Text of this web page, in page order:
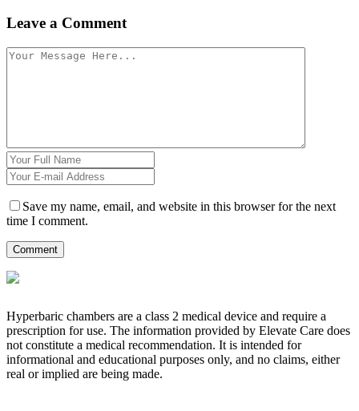
Leave a Comment
Save my name, email, and website in this browser for the next
time I comment.
Hyperbaric chambers are a class 2 medical device and require a
prescription for use. The information provided by Elevate Care does
not constitute a medical recommendation. It is intended for
informational and educational purposes only, and no claims, either
real or implied are being made.